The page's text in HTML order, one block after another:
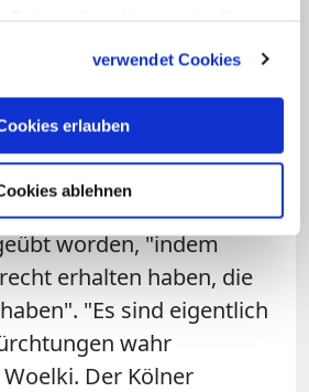
verwendet Cookies
erlauben
ablehnen
und Laien gleich
Samstag. Dies habe
ist und meint". Nicht
Gehör gefunden.
worden, "indem
erhalten haben, die
"Es sind eigentlich
wahr
Der Kölner